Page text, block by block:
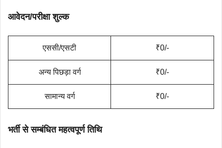
आवेदन/परीक्षा शुल्क
एससी/एसटी ₹0/-
अन्य पिछड़ा वर्ग ₹0/-
सामान्य वर्ग ₹0/-
भर्ती से सम्बंधित महत्‍वपूर्ण तिथि